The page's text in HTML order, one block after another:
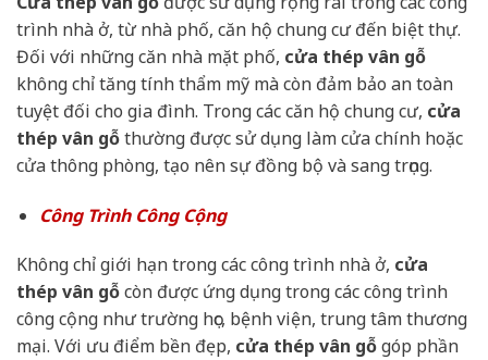
trình nhà ở, từ nhà phố, căn hộ chung cư đến biệt thự.
Đối với những căn nhà mặt phố, cửa thép vân gỗ
không chỉ tăng tính thẩm mỹ mà còn đảm bảo an toàn
tuyệt đối cho gia đình. Trong các căn hộ chung cư, cửa
thép vân gỗthường được sử dụng làm cửa chính hoặc
cửa thông phòng, tạo nên sự đồng bộ và sang trọng.
Công Trình Công Cộng
Không chỉ giới hạn trong các công trình nhà ở, cửa
thép vân gỗcòn được ứng dụng trong các công trình
công cộng như trường học, bệnh viện, trung tâm thương
mại. Với ưu điểm bền đẹp, cửa thép vân gỗgóp phần